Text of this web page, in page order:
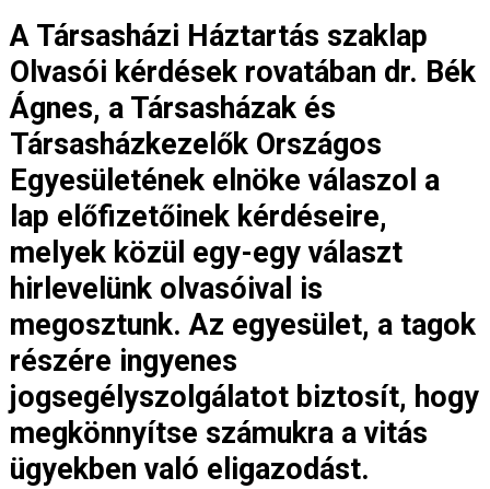
A Társasházi Háztartás szaklap
Olvasói kérdések rovatában dr. Bék
Ágnes, a Társasházak és
Társasházkezelők Országos
Egyesületének elnöke válaszol a
lap előfizetőinek kérdéseire,
melyek közül egy-egy választ
hirlevelünk olvasóival is
megosztunk. Az egyesület, a tagok
részére ingyenes
jogsegélyszolgálatot biztosít, hogy
megkönnyítse számukra a vitás
ügyekben való eligazodást.